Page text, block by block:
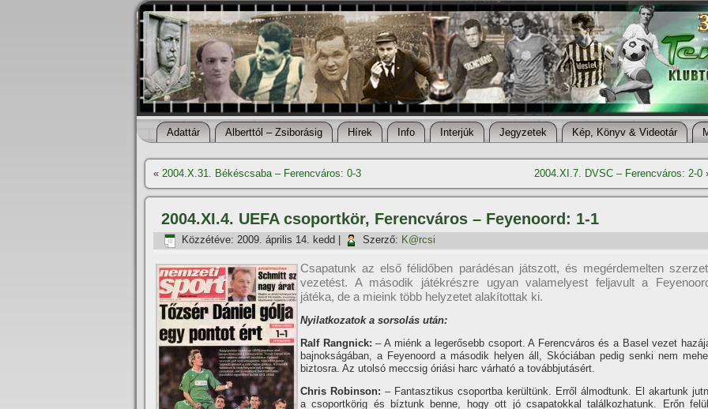
Adattár Alberttól – Zsiborásig Hí­rek Info Interjúk Jegyzetek Kép, Könyv & Videotár
« 2004.X.31. Békéscsaba – Ferencváros: 0-3 2004.XI.7. DVSC – Ferencváros: 2-0
2004.XI.4. UEFA csoportkör, Ferencváros – Feyenoord: 1-1
Közzétéve: 2009. április 14. kedd Szerző: K@rcsi
Csapatunk az első félidőben parádésan játszott, és megérdemelten
vezetést. A második játékrészre ugyan valamelyest feljavult a
játéka, de a mieink több helyzetet alakí­tottak ki.
Nyilatkozatok a sorsolás után:
Ralf Rangnick:– A miénk a legerősebb csoport. A Ferencváros és a Basel vezet
bajnokságában, a Feyenoord a második helyen áll, Skóciában pedig senki nem
biztosra. Az utolsó meccsig óriási harc várható a továbbjutásért.
Chris Robinson: – Fantasztikus csoportba kerültünk. Erről álmodtunk. El akartunk
a csoportkörig és bí­ztunk benne, hogy ott jó csapatokkal találkozhatunk. Erőn